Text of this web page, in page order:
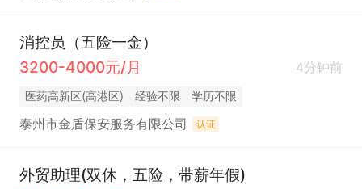
消控员（五险一金）
3200-4000元/月
4分钟前
医药高新区(高港区) 经验不限 学历不限
泰州市金盾保安服务有限公司 认证
外贸助理(双休，五险，带薪年假)